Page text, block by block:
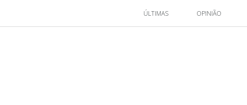
ÚLTIMAS OPINIÃO